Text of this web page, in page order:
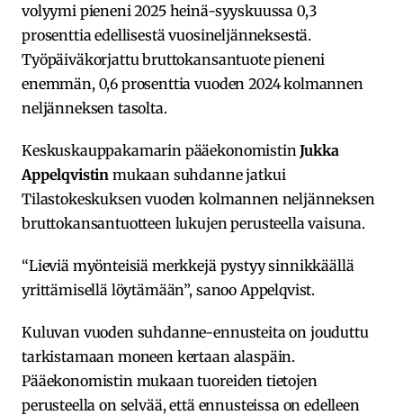
volyymi pieneni 2025 heinä-syyskuussa 0,3
prosenttia edellisestä vuosineljänneksestä.
Työpäiväkorjattu bruttokansantuote pieneni
enemmän, 0,6 prosenttia vuoden 2024 kolmannen
neljänneksen tasolta.
Keskuskauppakamarin pääekonomistinJukka
Appelqvistin mukaan suhdanne jatkui
Tilastokeskuksen vuoden kolmannen neljänneksen
bruttokansantuotteen lukujen perusteella vaisuna.
“Lieviä myönteisiä merkkejä pystyy sinnikkäällä
yrittämisellä löytämään”, sanoo Appelqvist.
Kuluvan vuoden suhdanne-ennusteita on jouduttu
tarkistamaan moneen kertaan alaspäin.
Pääekonomistin mukaan tuoreiden tietojen
perusteella on selvää, että ennusteissa on edelleen